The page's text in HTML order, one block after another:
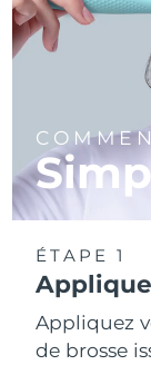
ÉTAPE 1
Appliquez
de brosse